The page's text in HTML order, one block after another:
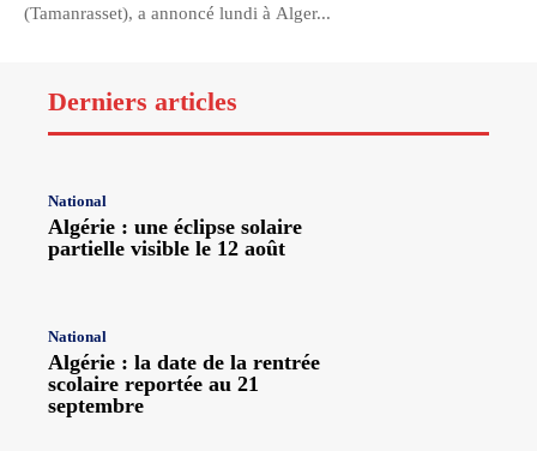
(Tamanrasset), a annoncé lundi à Alger...
Derniers articles
National
Algérie : une éclipse solaire
partielle visible le 12 août
National
Algérie : la date de la rentrée
scolaire reportée au 21
septembre